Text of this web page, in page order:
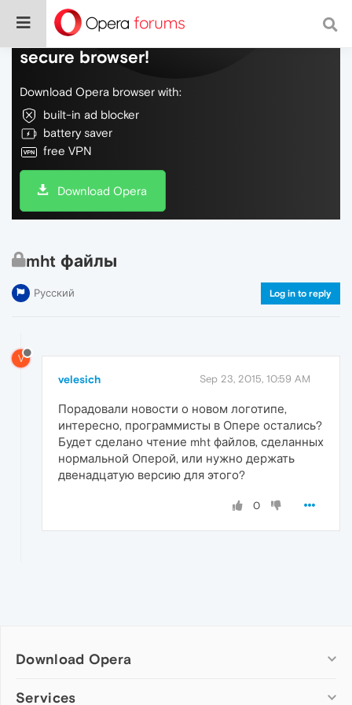
Do more on the web, with a fast and
secure browser!
Download Opera browser with:
built-in ad blocker
battery saver
free VPN
Download Opera
mht файлы
Русский Log in to reply
V
velesich Sep 23, 2015, 10:59 AM
Порадовали новости о новом логотипе,
интересно, программисты в Опере остались?
Будет сделано чтение mht файлов, сделанных
нормальной Оперой, или нужно держать
двенадцатую версию для этого?
0
Download Opera
Computer browsers
Services